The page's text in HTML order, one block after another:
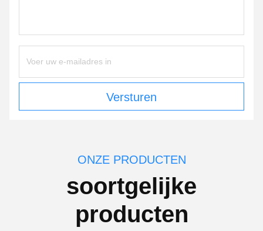
Versturen
ONZE PRODUCTEN
soortgelijke
producten